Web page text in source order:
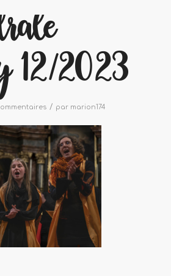
12/2023
/ par marion174